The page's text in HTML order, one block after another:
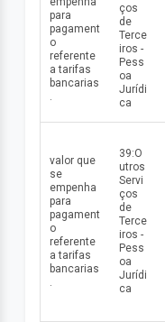
para
pagament
o
referente
a tarifas
bancarias
.
ços
de
Terce
iros -
Pess
oa
Jurídi
ca
valor que
se
empenha
para
pagament
o
referente
a tarifas
bancarias
.
39:O
utros
Servi
ços
de
Terce
iros -
Pess
oa
Jurídi
ca